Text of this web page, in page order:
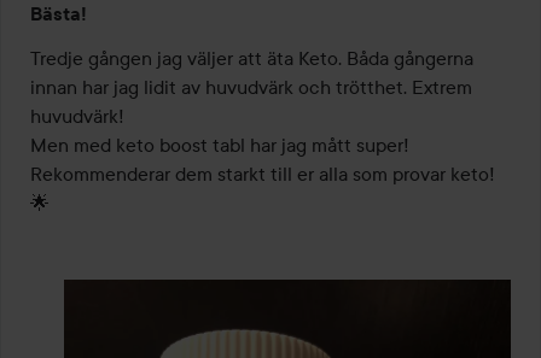
5
av
5
Bästa!
Tredje gången jag väljer att äta Keto. Båda gångerna
innan har jag lidit av huvudvärk och trötthet. Extrem
huvudvärk!
Men med keto boost tabl har jag mått super!
Rekommenderar dem starkt till er alla som provar keto!